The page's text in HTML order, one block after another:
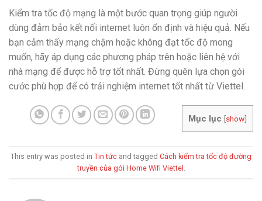
Kiểm tra tốc độ mạng là một bước quan trọng giúp người
dùng đảm bảo kết nối internet luôn ổn định và hiệu quả. Nếu
bạn cảm thấy mạng chậm hoặc không đạt tốc độ mong
muốn, hãy áp dụng các phương pháp trên hoặc liên hệ với
nhà mạng để được hỗ trợ tốt nhất. Đừng quên lựa chọn gói
cước phù hợp để có trải nghiệm internet tốt nhất từ Viettel.
Mục lục [show]
This entry was posted in Tin tức and tagged Cách kiểm tra tốc độ đường
truyền của gói Home Wifi Viettel